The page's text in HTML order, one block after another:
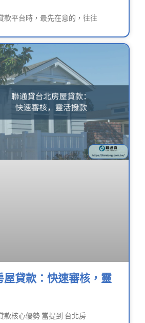
款平台時，最先在意的，往往
屋貸款：快速審核，靈
款核心優勢 當提到 台北房